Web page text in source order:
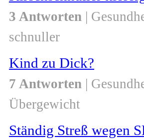
3 Antworten |
schnuller
Kind zu Dick?
7 Antworten |
Übergewicht
Ständig Streß wegen